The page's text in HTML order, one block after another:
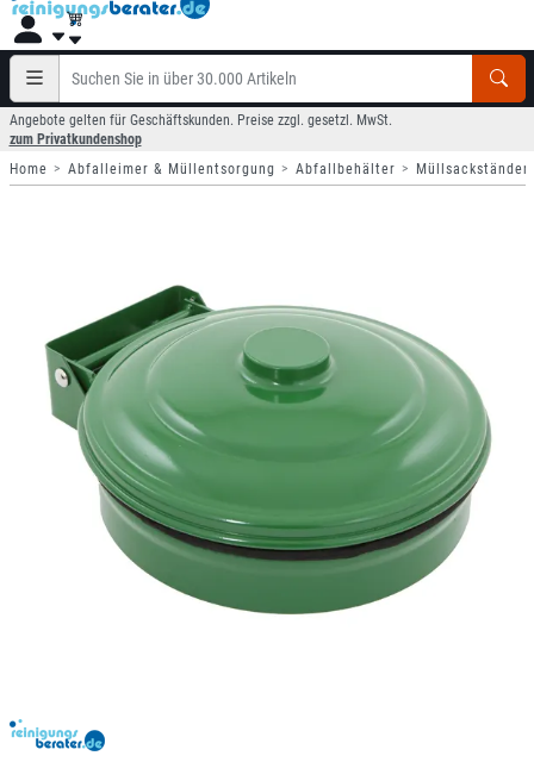
Angebote gelten für Geschäftskunden. Preise zzgl. gesetzl. MwSt.
zum Privatkundenshop
Home
Abfalleimer & Müllentsorgung Abfallbehälter Müllsackständer